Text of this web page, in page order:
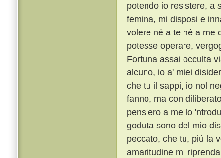
potendo io resistere, a
femina, mi disposi e
volere né a te né a me
potesse operare,
Fortuna assai occulta
alcuno, io a' miei
che tu il sappi, io nol
fanno, ma con
pensiero a me lo
goduta sono del mio
peccato, che tu, piú la
amaritudine mi